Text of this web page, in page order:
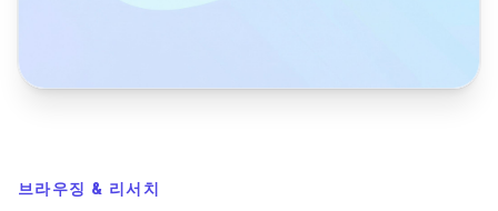
브라우징 & 리서치